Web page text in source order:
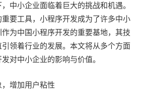
中小企业面临着巨大的挑战和机遇。
要工具，小程序开发成为了许多中小
为中国小程序开发的重要基地，其技
领着行业的发展。本文将从多个方面
对中小企业的影响与价值。
增加用户粘性